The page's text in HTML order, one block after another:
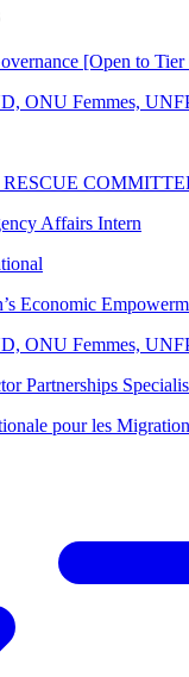
[Open to
ONU Femmes,
Affairs Intern
Economic
ONU Femmes,
Partnerships
pour les